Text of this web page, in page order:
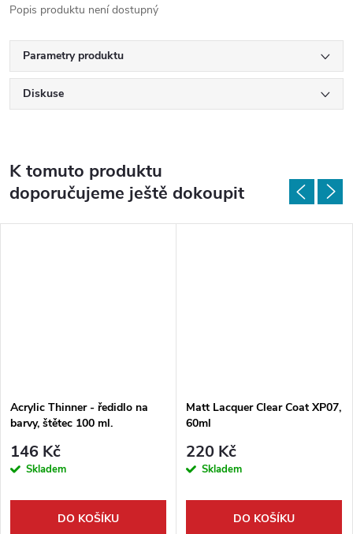
Popis produktu není dostupný
Parametry produktu
Diskuse
K tomuto produktu
doporučujeme ještě dokoupit
Acrylic Thinner - ředidlo na
barvy, štětec 100 ml.
146 Kč
Skladem
DO KOŠÍKU
Matt Lacquer Clear Coat XP07,
60ml
220 Kč
Skladem
DO KOŠÍKU